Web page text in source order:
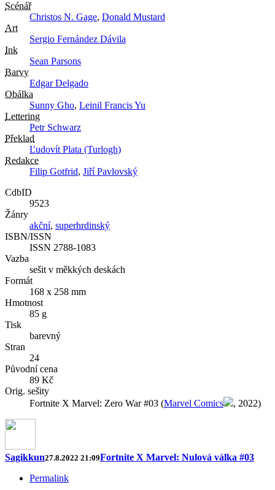
Scénář
Christos N. Gage, Donald Mustard
Art
Sergio Fernández Dávila
Ink
Sean Parsons
Barvy
Edgar Delgado
Obálka
Sunny Gho, Leinil Francis Yu
Lettering
Petr Schwarz
Překlad
Ľudovít Plata (Turlogh)
Redakce
Filip Gotfrid, Jiří Pavlovský
CdbID
9523
Žánry
akční, superhrdinský
ISBN/ISSN
ISSN 2788-1083
Vazba
sešit v měkkých deskách
Formát
168 x 258 mm
Hmotnost
85 g
Tisk
barevný
Stran
24
Původní cena
89 Kč
Orig. sešity
Fortnite X Marvel: Zero War #03 (Marvel Comics , 2022)
Sagikkun27.8.2022 21:09Fortnite X Marvel: Nulová válka #03
Permalink